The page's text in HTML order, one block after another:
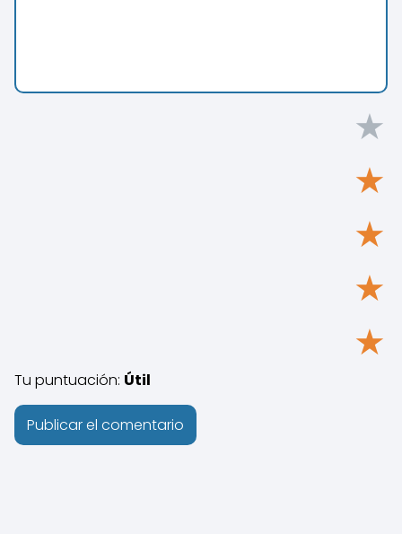
★
★
★
★
★
Tu puntuación: Útil